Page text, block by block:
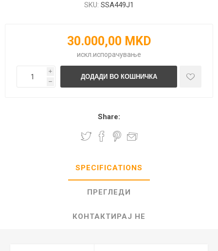
SKU: SSA449J1
30.000,00 MKD
искл. испорачување
i
h
Share:
SPECIFICATIONS
ПРЕГЛЕДИ
КОНТАКТИРАЈ НЕ